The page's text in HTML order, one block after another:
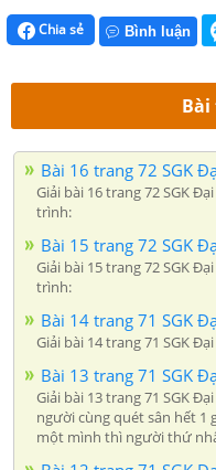
Chia sẻ Bình luận
Bài 16 trang 72 SGK
Giải bài 16 trang 72 SGK
trình:
Bài 15 trang 72 SGK
Giải bài 15 trang 72 SGK
trình:
Bài 14 trang 71 SGK
Giải bài 14 trang 71 SGK
Bài 13 trang 71 SGK
Giải bài 13 trang 71 SGK
người cùng quét sân hết 1
một mình thì người thứ